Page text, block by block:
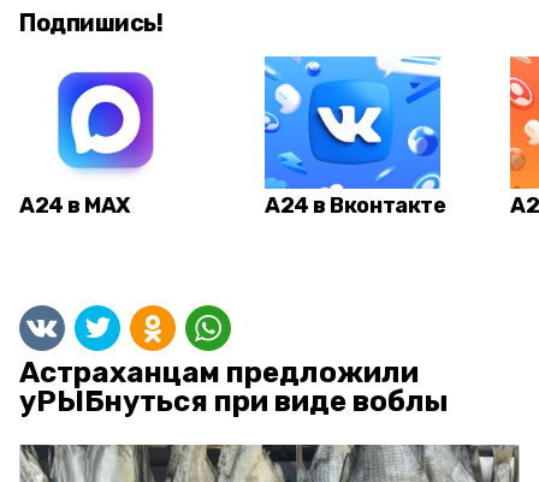
Подпишись!
А24 в MAX А24 в Вконтакте
Астраханцам предложили
уРЫБнуться при виде воблы